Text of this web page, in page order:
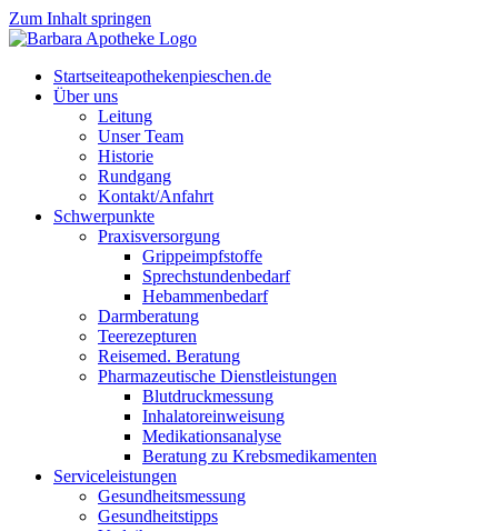
Zum Inhalt springen
Start­sei­teapothekenpieschen.de
Über uns
Lei­tung
Unser Team
His­to­rie
Rund­gang
Kontakt/Anfahrt
Schwer­punk­te
Pra­xis­ver­sor­gung
Grip­pe­impf­stof­fe
Sprech­stun­den­be­darf
Heb­am­men­be­darf
Darm­be­ra­tung
Tee­re­zep­tu­ren
Rei­se­med. Beratung
Phar­ma­zeu­ti­sche Dienstleistungen
Blut­druck­mes­sung
Inha­la­tor­ein­wei­sung
Medi­ka­ti­ons­ana­ly­se
Bera­tung zu Krebsmedikamenten
Ser­vice­leis­tun­gen
Gesund­heits­mes­sung
Gesund­heits­tipps